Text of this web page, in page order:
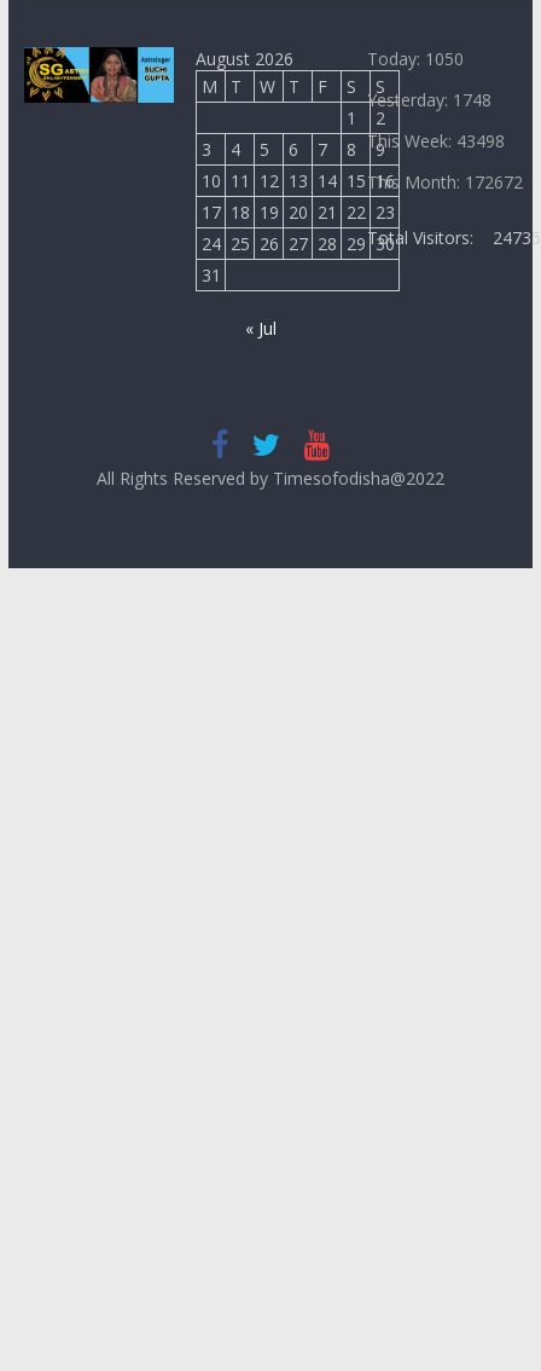
August 2026
M
T W T F S
S
1
2
3
4 5 6 7 8
9
10 11 12 13 14 15 16
17 18 19 20 21 22 23
24 25 26 27 28 29 30
31
« Jul
Today: 1050
Yesterday: 1748
This Week: 43498
This Month: 172672
Total Visitors:
All Rights Reserved by Timesofodisha@2022